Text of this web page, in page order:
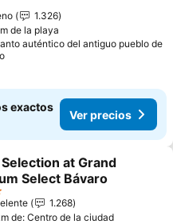
1.326
de la playa
auténtico del antiguo pueblo de
exactos
Ver precios
a favoritos
at Grand
Select Bávaro
1.268
de: Centro de la ciudad